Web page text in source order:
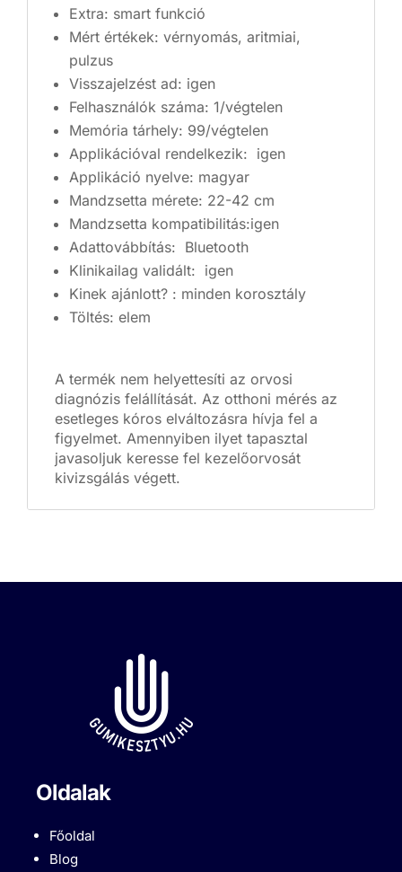
Extra: smart funkció
Mért értékek: vérnyomás, aritmiai,
pulzus
Visszajelzést ad: igen
Felhasználók száma: 1/végtelen
Memória tárhely: 99/végtelen
Applikációval rendelkezik: igen
Applikáció nyelve: magyar
Mandzsetta mérete: 22-42 cm
Mandzsetta kompatibilitás:igen
Adattovábbítás: Bluetooth
Klinikailag validált: igen
Kinek ajánlott? : minden korosztály
Töltés: elem
A termék nem helyettesíti az orvosi
diagnózis felállítását. Az otthoni mérés az
esetleges kóros elváltozásra hívja fel a
figyelmet. Amennyiben ilyet tapasztal
javasoljuk keresse fel kezelőorvosát
kivizsgálás végett.
Oldalak
Főoldal
Blog